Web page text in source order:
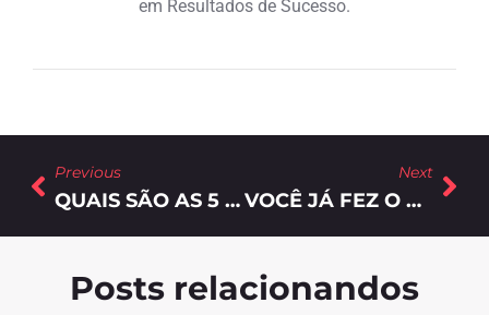
em Resultados de Sucesso.
Previous
QUAIS SÃO AS 5 MELHORES ESTRATÉGIAS PARA GERAR LEADS?
Next
VOCÊ JÁ FEZ O PLANEJAMENTO DE MARKETING DIGITAL PARA 2018?
Posts relacionandos